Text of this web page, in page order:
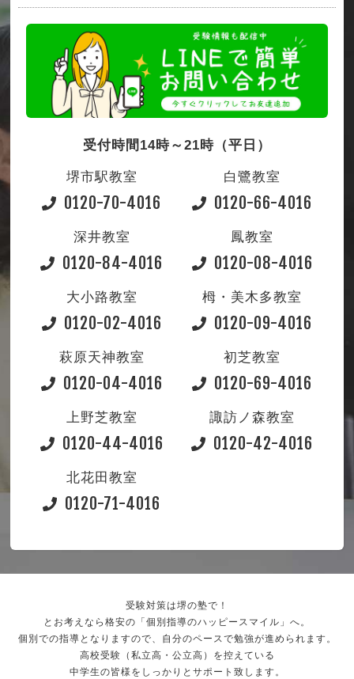
受付時間14時～21時（平日）
堺市駅教室
0120-70-4016
白鷺教室
0120-66-4016
深井教室
0120-84-4016
鳳教室
0120-08-4016
大小路教室
0120-02-4016
栂・美木多教室
0120-09-4016
萩原天神教室
0120-04-4016
初芝教室
0120-69-4016
上野芝教室
0120-44-4016
諏訪ノ森教室
0120-42-4016
北花田教室
0120-71-4016
受験対策は堺の塾で！
とお考えなら格安の「個別指導のハッピースマイル」へ。
個別での指導となりますので、自分のペースで勉強が進められます。
高校受験（私立高・公立高）を控えている
中学生の皆様をしっかりとサポート致します。